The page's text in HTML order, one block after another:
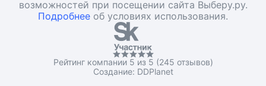
возможностей при посещении сайта Выберу.ру.
Подробнее об условиях использования.
Рейтинг компании 5 из 5 (245 отзывов)
Создание: DDPlanet